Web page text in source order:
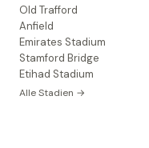
Old Trafford
Anfield
Emirates Stadium
Stamford Bridge
Etihad Stadium
Alle Stadien →